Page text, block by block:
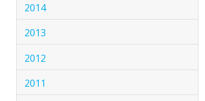
2014
2013
2012
2011